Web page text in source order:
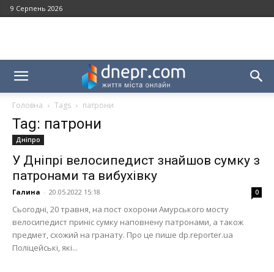
9 Серпень 2026
Головна Tags патрони
Tag: патрони
Дніпро
У Дніпрі велосипедист знайшов сумку з
патронами та вибухівку
Галина - 20.05.2022 15:18 0
Сьогодні, 20 травня, на пост охорони Амурського мосту
велосипедист приніс сумку наповнену патронами, а також
предмет, схожий на гранату. Про це пише dp.reporter.ua
Поліцейські, які...